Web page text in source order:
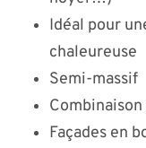
Idéal pour
chaleureuse
Semi-massif
Façades en